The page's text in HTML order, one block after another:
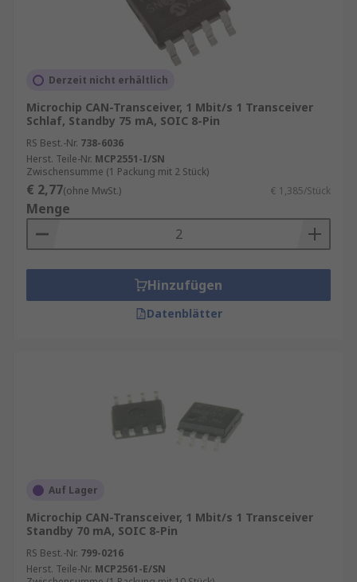
Derzeit nicht erhältlich
Microchip CAN-Transceiver, 1 Mbit/s 1 Transceiver
Schlaf, Standby 75 mA, SOIC 8-Pin
RS Best.-Nr. 738-6036
Herst. Teile-Nr. MCP2551-I/SN
Zwischensumme (1 Packung mit 2 Stück)
€ 2,77(ohne MwSt.) € 1,385/Stück
Menge
Hinzufügen
Datenblätter
Auf Lager
Microchip CAN-Transceiver, 1 Mbit/s 1 Transceiver
Standby 70 mA, SOIC 8-Pin
RS Best.-Nr. 799-0216
Herst. Teile-Nr. MCP2561-E/SN